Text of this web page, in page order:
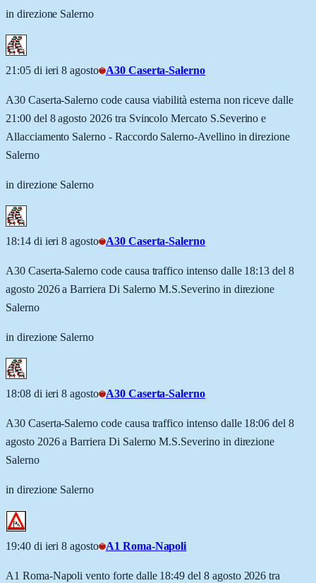
in direzione Salerno
21:05 di ieri 8 agosto A30 Caserta-Salerno
A30 Caserta-Salerno code causa viabilità esterna non riceve dalle
21:00 del 8 agosto 2026 tra Svincolo Mercato S.Severino e
Allacciamento Salerno - Raccordo Salerno-Avellino in direzione
Salerno
in direzione Salerno
18:14 di ieri 8 agosto A30 Caserta-Salerno
A30 Caserta-Salerno code causa traffico intenso dalle 18:13 del 8
agosto 2026 a Barriera Di Salerno M.S.Severino in direzione
Salerno
in direzione Salerno
18:08 di ieri 8 agosto A30 Caserta-Salerno
A30 Caserta-Salerno code causa traffico intenso dalle 18:06 del 8
agosto 2026 a Barriera Di Salerno M.S.Severino in direzione
Salerno
in direzione Salerno
19:40 di ieri 8 agosto A1 Roma-Napoli
A1 Roma-Napoli vento forte dalle 18:49 del 8 agosto 2026 tra